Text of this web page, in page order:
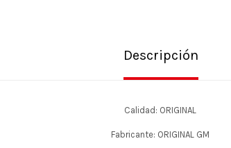
Descripción
Calidad: ORIGINAL
Fabricante: ORIGINAL GM